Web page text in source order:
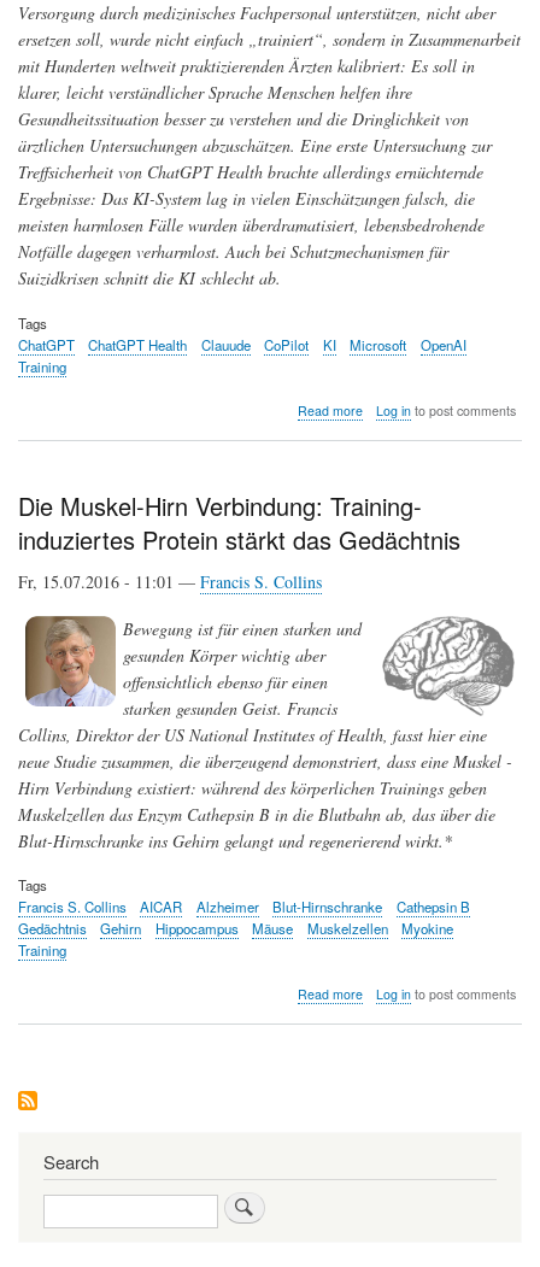
Versorgung durch medizinisches Fachpersonal unterstützen, nicht aber
ersetzen soll, wurde nicht einfach „trainiert“, sondern in Zusammenarbeit
mit Hunderten weltweit praktizierenden Ärzten kalibriert: Es soll in
klarer, leicht verständlicher Sprache Menschen helfen ihre
Gesundheitssituation besser zu verstehen und die Dringlichkeit von
ärztlichen Untersuchungen abzuschätzen. Eine erste Untersuchung zur
Treffsicherheit von ChatGPT Health brachte allerdings ernüchternde
Ergebnisse: Das KI-System lag in vielen Einschätzungen falsch, die
meisten harmlosen Fälle wurden überdramatisiert, lebensbedrohende
Notfälle dagegen verharmlost. Auch bei Schutzmechanismen für
Suizidkrisen schnitt die KI schlecht ab.
Tags
ChatGPT
ChatGPT Health Clauude CoPilot KI Microsoft
OpenAI
Training
Read moreabout
Health?
Log into post comments
Die Muskel-Hirn Verbindung: Training-
induziertes Protein stärkt das Gedächtnis
Fr, 15.07.2016 - 11:01 — Francis S. Collins
Bewegung ist für einen starken und
gesunden Körper wichtig aber
offensichtlich ebenso für einen
starken gesunden Geist. Francis
Collins, Direktor der US National Institutes of Health, fasst hier eine
neue Studie zusammen, die überzeugend demonstriert, dass eine Muskel -
Hirn Verbindung existiert: während des körperlichen Trainings geben
Muskelzellen das Enzym Cathepsin B in die Blutbahn ab, das über die
Blut-Hirnschranke ins Gehirn gelangt und regenerierend wirkt.*
Tags
Francis S. Collins
AICAR Alzheimer Blut-Hirnschranke
Cathepsin B
Gedächtnis
Gehirn Hippocampus Mäuse Muskelzellen
Myokine
Training
Read moreabout
das
Log into post comments
Search
Search